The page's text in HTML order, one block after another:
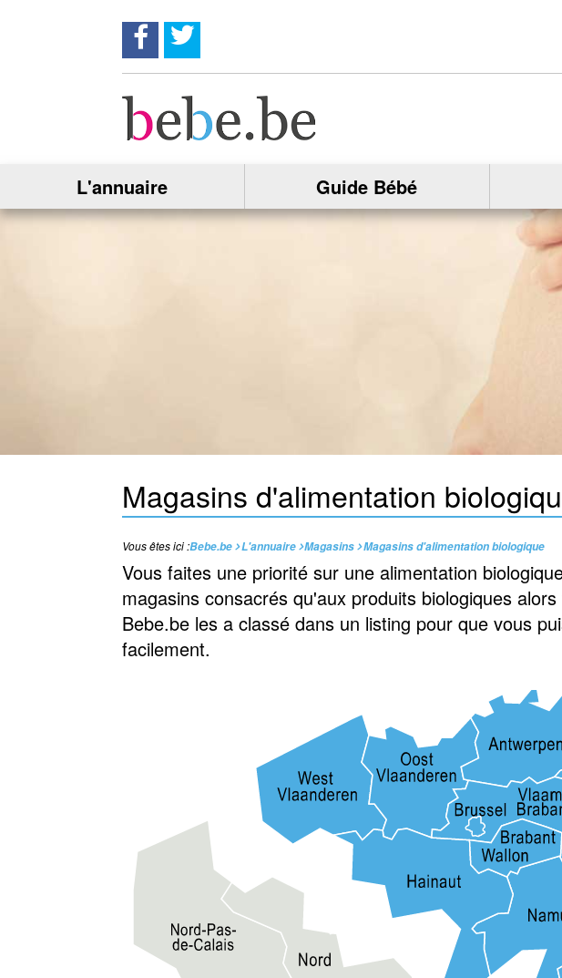
Suivez nous sur Facebook !
L'annuaire Guide Bébé
Magasins d'alimentation
Vous êtes ici :Bebe.be L'annuaire Magasins Magasins d'alimentation biologique
Vous faites une priorité sur une alimentation
magasins consacrés qu'aux produits biologiques
Bebe.be les a classé dans un listing pour que vous
facilement.